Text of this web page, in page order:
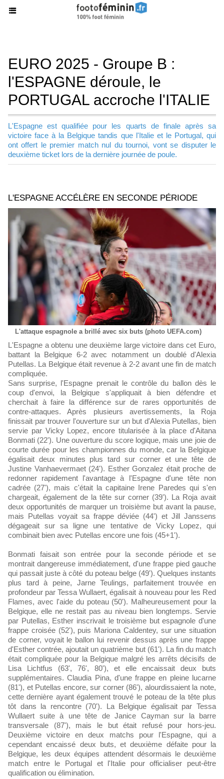
EURO 2025 - Groupe B :
l'ESPAGNE déroule, le
PORTUGAL accroche l'ITALIE
L'Espagne est qualifiée pour les quarts de finale après sa
victoire face à la Belgique tandis que l'Italie et le Portugal, qui
ont offert le premier match nul du tournoi, vont se disputer le
deuxième ticket lors de la dernière journée de poule.
L'ESPAGNE ACCÉLÈRE EN SECONDE PÉRIODE
L'attaque espagnole a brillé avec six buts (photo UEFA.com)
L'Espagne a obtenu une deuxième large victoire dans cet Euro,
battant la Belgique 6-2 avec notamment un doublé d'Alexia
Putellas. La Belgique était revenue à 2-2 avant une fin de match
compliquée.
Sans surprise, l'Espagne prenait le contrôle du ballon dès le
coup d'envoi, la Belgique s'appliquait à bien défendre et
cherchait à faire la différence sur de rares opportunités de
contre-attaques. Après plusieurs avertissements, la Roja
finissait par trouver l'ouverture sur un but d'Alexia Putellas, bien
servie par Vicky Lopez, encore titularisée à la place d'Aitana
Bonmati (22'). Une ouverture du score logique, mais une joie de
courte durée pour les championnes du monde, car la Belgique
égalisait deux minutes plus tard sur corner et une tête de
Justine Vanhaevermaet (24'). Esther Gonzalez était proche de
redonner rapidement l'avantage à l'Espagne d'une tête non
cadrée (27'), mais c'était la capitaine Irene Paredes qui s'en
chargeait, également de la tête sur corner (39'). La Roja avait
deux opportunités de marquer un troisième but avant la pause,
mais Putellas voyait sa frappe déviée (44') et Jill Janssens
dégageait sur sa ligne une tentative de Vicky Lopez, qui
combinait bien avec Putellas encore une fois (45+1').
Bonmati faisait son entrée pour la seconde période et se
montrait dangereuse immédiatement, d'une frappe pied gauche
qui passait juste à côté du poteau belge (49'). Quelques instants
plus tard à peine, Jarne Teulings, parfaitement trouvée en
profondeur par Tessa Wullaert, égalisait à nouveau pour les Red
Flames, avec l'aide du poteau (50'). Malheureusement pour la
Belgique, elle ne restait pas au niveau bien longtemps. Servie
par Putellas, Esther inscrivait le troisième but espagnole d'une
frappe croisée (52'), puis Mariona Caldentey, sur une situation
de corner, voyait le ballon lui revenir dessus après une frappe
d'Esther contrée, ajoutait un quatrième but (61'). La fin du match
était compliquée pour la Belgique malgré les arrêts décisifs de
Lisa Lichtfus (63', 76', 80'), et elle encaissait deux buts
supplémentaires. Claudia Pina, d'une frappe en pleine lucarne
(81'), et Putellas encore, sur corner (86'), alourdissaient la note,
cette dernière ayant également trouvé le poteau de la tête plus
tôt dans la rencontre (70'). La Belgique égalisait par Tessa
Wullaert suite à une tête de Janice Cayman sur la barre
transversale (87'), mais le but était refusé pour hors-jeu.
Deuxième victoire en deux matchs pour l'Espagne, qui a
cependant encaissé deux buts, et deuxième défaite pour la
Belgique, les deux équipes attendent désormais le deuxième
match entre le Portugal et l'Italie pour officialiser peut-être
qualification ou élimination.